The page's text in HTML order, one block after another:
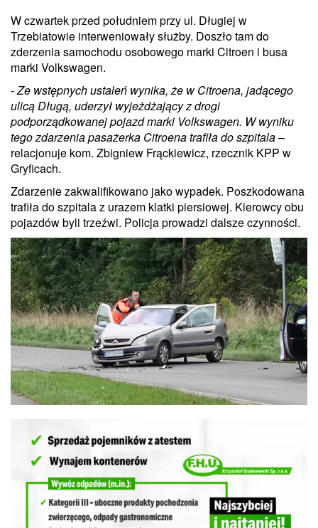
W czwartek przed południem przy ul. Długiej w
Trzebiatowie interweniowały służby. Doszło tam do
zderzenia samochodu osobowego marki Citroen i busa
marki Volkswagen.
- Ze wstępnych ustaleń wynika, że w Citroena, jadącego
ulicą Długą, uderzył wyjeżdżający z drogi
podporządkowanej pojazd marki Volkswagen. W wyniku
tego zdarzenia pasażerka Citroena trafiła do szpitala–
relacjonuje kom. Zbigniew Frąckiewicz, rzecznik KPP w
Gryficach.
Zdarzenie zakwalifikowano jako wypadek. Poszkodowana
trafiła do szpitala z urazem klatki piersiowej. Kierowcy obu
pojazdów byli trzeźwi. Policja prowadzi dalsze czynności.